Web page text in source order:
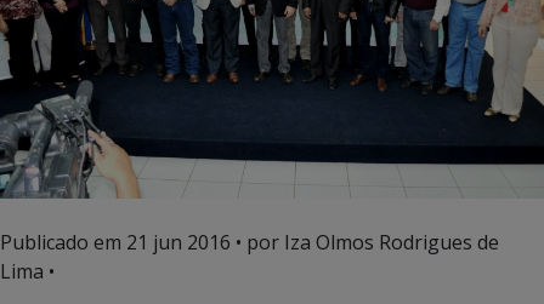
Publicado em 21 jun 2016 • por Iza Olmos Rodrigues de
Lima •